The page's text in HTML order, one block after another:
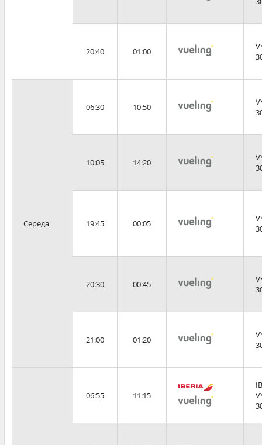
20:40 01:00
Середа
06:30 10:50
10:05 14:20
19:45 00:05
20:30 00:45
21:00 01:20
06:55 11:15